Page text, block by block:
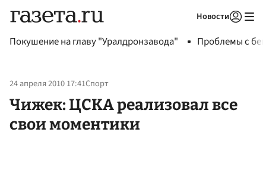
Новости
Покушение на главу "Уралдронзавода" Проблемы с
24 апреля 2010 17:41Спорт
Чижек: ЦСКА реализовал все
свои моментики